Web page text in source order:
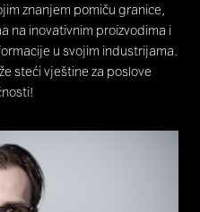
znanjem pomiču granice,
na inovativnim proizvodima i
u svojim industrijama.
steći vještine za poslove